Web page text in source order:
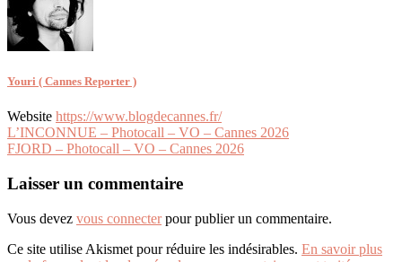
Youri ( Cannes Reporter )
Website https://www.blogdecannes.fr/
Navigation
de
l’article
L’INCONNUE – Photocall – VO – Cannes 2026
FJORD – Photocall – VO – Cannes 2026
Laisser un commentaire
Vous devez vous connecterpour publier un commentaire.
Ce site utilise Akismet pour réduire les indésirables. En savoir plus